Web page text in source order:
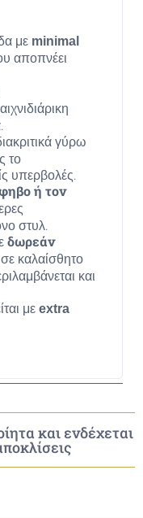
με minimal
αποπνέει
γύρω
το
υπερβολές.
ή τον
στυλ.
δωρεάν
καλαίσθητο
και
με extra
και ενδέχεται